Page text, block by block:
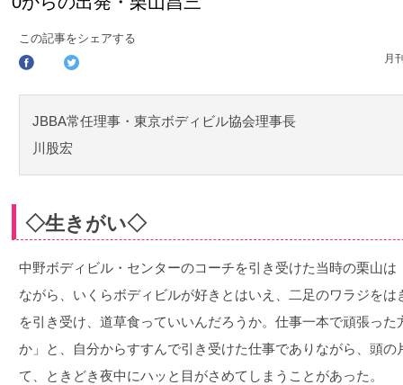
この記事をシェアする
月
JBBA常任理事・東京ボディビル協会理事長
川股宏
◇生きがい◇
中野ボディビル・センターのコーチを引き受けた当時の栗山
ながら、いくらボディビルが好きとはいえ、二足のワラジを
を引き受け、道草食っていいんだろうか。仕事一本で頑張っ
か」と、自分からすすんで引き受けた仕事でありながら、頭
て、ときどき夜中にハッと目がさめてしまうことがあった。